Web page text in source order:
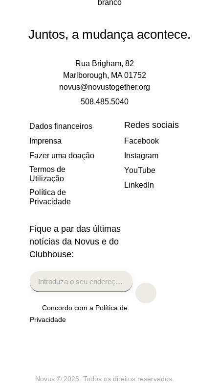
Juntos, a mudança acontece.
Rua Brigham, 82
Marlborough, MA 01752
novus@novustogether.org
508.485.5040
Dados financeiros
Imprensa
Fazer uma doação
Termos de
Utilização
Política de
Privacidade
Redes sociais
Facebook
Instagram
YouTube
LinkedIn
Fique a par das últimas
notícias da Novus e do
Clubhouse:
Concordo com a Política de
Privacidade
Novus © 2026. Todos os direitos reservados.